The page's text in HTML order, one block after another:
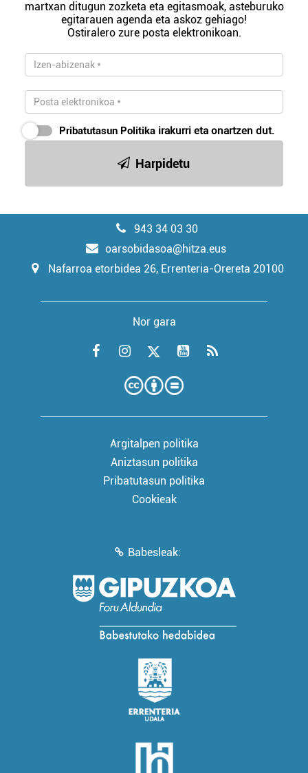
martxan ditugun zozketa eta egitasmoak, asteburuko
egitarauen agenda eta askoz gehiago!
Ostiralero zure posta elektronikoan.
Pribatutasun Politika irakurri eta onartzen dut.
Harpidetu
943 34 03 30
oarsobidasoa@hitza.eus
Nafarroa etorbidea 26, Errenteria-Orereta 20100
Nor gara
Argitalpen politika
Aniztasun politika
Pribatutasun politika
Cookieak
Babesleak: